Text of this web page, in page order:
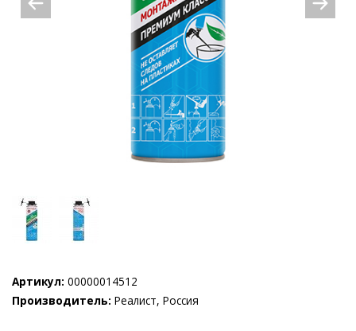
Артикул: 00000014512
Производитель: Реалист, Россия